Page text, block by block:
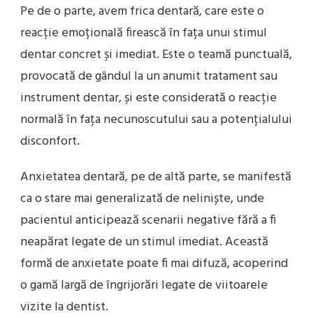
Pe de o parte, avem frica dentară, care este o
reacție emoțională firească în fața unui stimul
dentar concret și imediat. Este o teamă punctuală,
provocată de gândul la un anumit tratament sau
instrument dentar, și este considerată o reacție
normală în fața necunoscutului sau a potențialului
disconfort.
Anxietatea dentară, pe de altă parte, se manifestă
ca o stare mai generalizată de neliniște, unde
pacientul anticipează scenarii negative fără a fi
neapărat legate de un stimul imediat. Această
formă de anxietate poate fi mai difuză, acoperind
o gamă largă de îngrijorări legate de viitoarele
vizite la dentist.